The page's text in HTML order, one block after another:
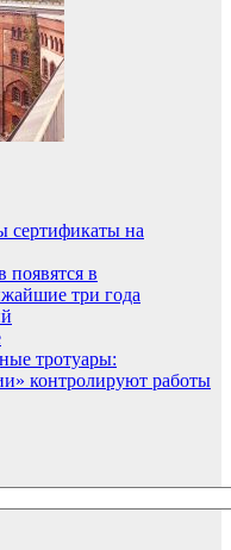
сертификаты на
появятся в
три года
тротуары:
контролируют работы